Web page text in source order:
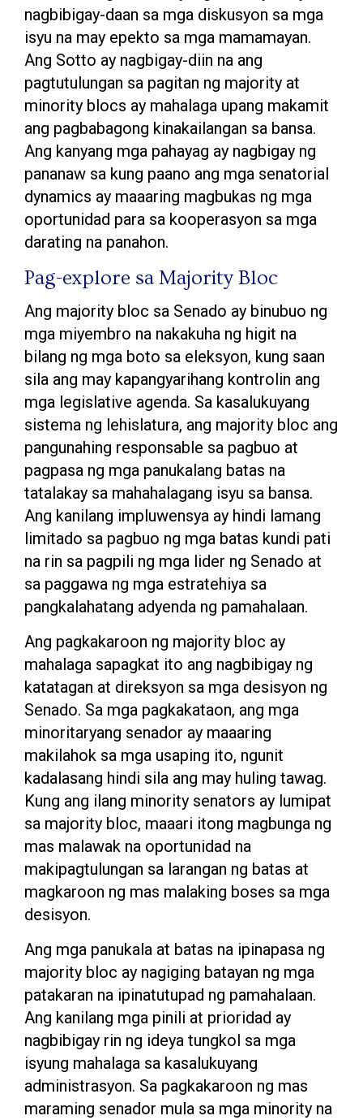
nagbibigay-daan sa mga diskusyon sa mga
isyu na may epekto sa mga mamamayan.
Ang Sotto ay nagbigay-diin na ang
pagtutulungan sa pagitan ng majority at
minority blocs ay mahalaga upang makamit
ang pagbabagong kinakailangan sa bansa.
Ang kanyang mga pahayag ay nagbigay ng
pananaw sa kung paano ang mga senatorial
dynamics ay maaaring magbukas ng mga
oportunidad para sa kooperasyon sa mga
darating na panahon.
Pag-explore sa Majority Bloc
Ang majority bloc sa Senado ay binubuo ng
mga miyembro na nakakuha ng higit na
bilang ng mga boto sa eleksyon, kung saan
sila ang may kapangyarihang kontrolin ang
mga legislative agenda. Sa kasalukuyang
sistema ng lehislatura, ang majority bloc ang
pangunahing responsable sa pagbuo at
pagpasa ng mga panukalang batas na
tatalakay sa mahahalagang isyu sa bansa.
Ang kanilang impluwensya ay hindi lamang
limitado sa pagbuo ng mga batas kundi pati
na rin sa pagpili ng mga lider ng Senado at
sa paggawa ng mga estratehiya sa
pangkalahatang adyenda ng pamahalaan.
Ang pagkakaroon ng majority bloc ay
mahalaga sapagkat ito ang nagbibigay ng
katatagan at direksyon sa mga desisyon ng
Senado. Sa mga pagkakataon, ang mga
minoritaryang senador ay maaaring
makilahok sa mga usaping ito, ngunit
kadalasang hindi sila ang may huling tawag.
Kung ang ilang minority senators ay lumipat
sa majority bloc, maaari itong magbunga ng
mas malawak na oportunidad na
makipagtulungan sa larangan ng batas at
magkaroon ng mas malaking boses sa mga
desisyon.
Ang mga panukala at batas na ipinapasa ng
majority bloc ay nagiging batayan ng mga
patakaran na ipinatutupad ng pamahalaan.
Ang kanilang mga pinili at prioridad ay
nagbibigay rin ng ideya tungkol sa mga
isyung mahalaga sa kasalukuyang
administrasyon. Sa pagkakaroon ng mas
maraming senador mula sa mga minority na